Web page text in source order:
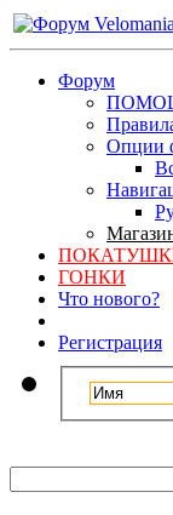
Форум
Опции
ГОНКИ
Что нового?
Регистрация